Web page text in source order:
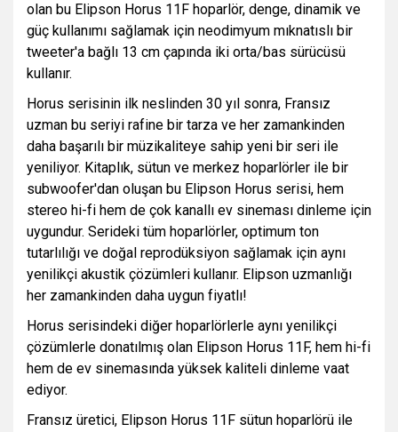
olan bu Elipson Horus 11F hoparlör, denge, dinamik ve
güç kullanımı sağlamak için neodimyum mıknatıslı bir
tweeter'a bağlı 13 cm çapında iki orta/bas sürücüsü
kullanır.
Horus serisinin ilk neslinden 30 yıl sonra, Fransız
uzman bu seriyi rafine bir tarza ve her zamankinden
daha başarılı bir müzikaliteye sahip yeni bir seri ile
yeniliyor. Kitaplık, sütun ve merkez hoparlörler ile bir
subwoofer'dan oluşan bu Elipson Horus serisi, hem
stereo hi-fi hem de çok kanallı ev sineması dinleme için
uygundur. Serideki tüm hoparlörler, optimum ton
tutarlılığı ve doğal reprodüksiyon sağlamak için aynı
yenilikçi akustik çözümleri kullanır. Elipson uzmanlığı
her zamankinden daha uygun fiyatlı!
Horus serisindeki diğer hoparlörlerle aynı yenilikçi
çözümlerle donatılmış olan Elipson Horus 11F, hem hi-fi
hem de ev sinemasında yüksek kaliteli dinleme vaat
ediyor.
Fransız üretici, Elipson Horus 11F sütun hoparlörü ile